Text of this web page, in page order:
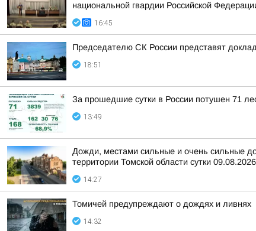
национальной гвардии Российской
16:45
Председателю СК России представят
18:51
За прошедшие сутки в России потушен 71
13:49
Дожди, местами сильные и очень сильные
территории Томской области сутки
14:27
Томичей предупреждают о дождях и ливнях
14:32